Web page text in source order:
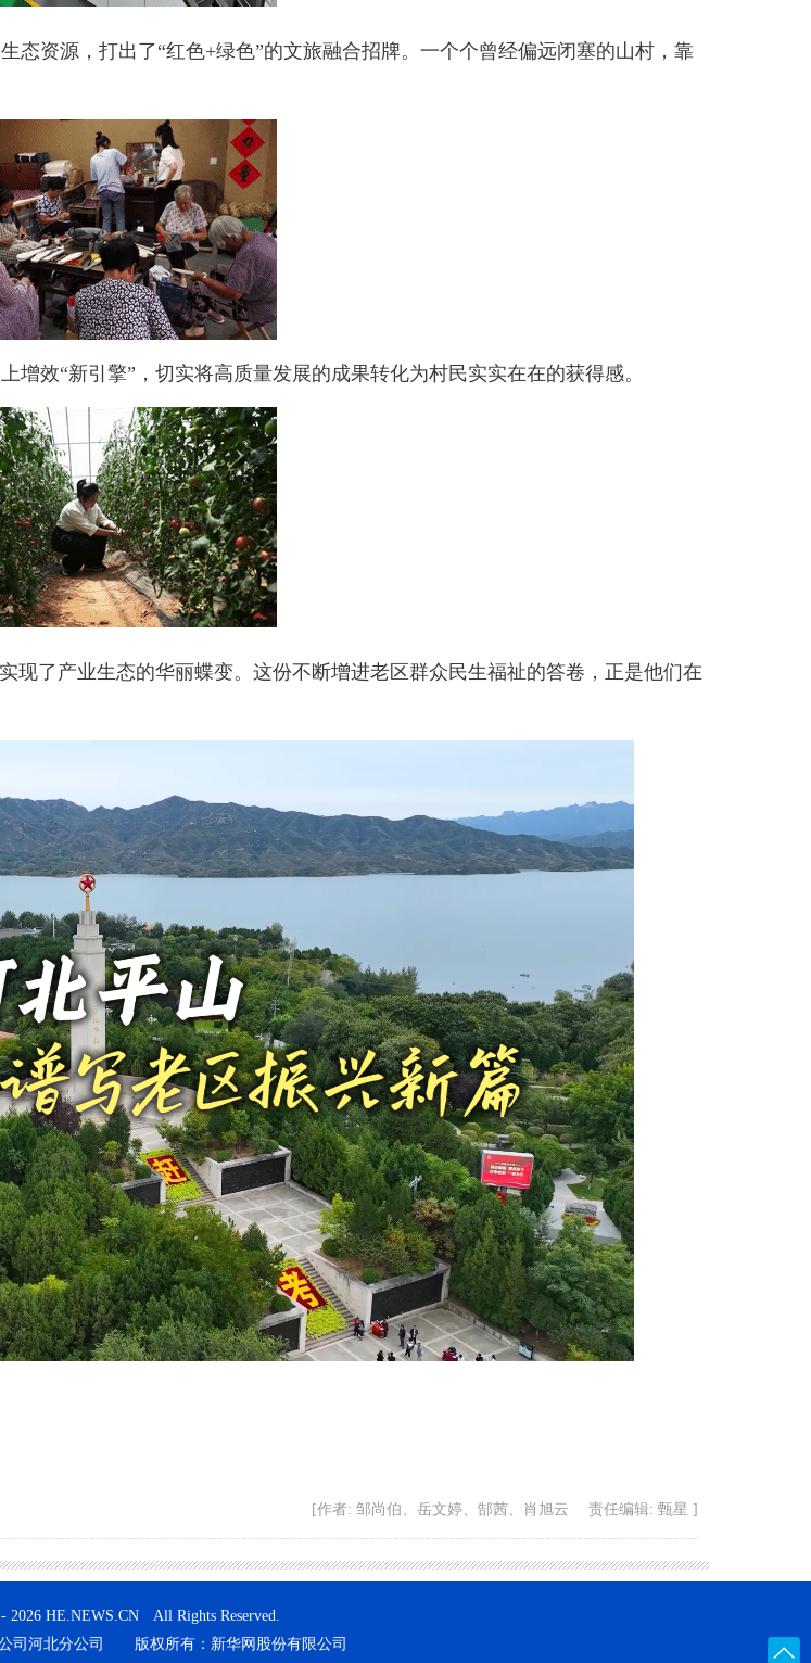
资源，打出了“红色+绿色”的文旅融合招牌。一个个曾经偏远闭塞的山村，靠
效“新引擎”，切实将高质量发展的成果转化为村民实实在在的获得感。
了产业生态的华丽蝶变。这份不断增进老区群众民生福祉的答卷，正是他们在
[作者: 邹尚伯、岳文婷、郜茜、肖旭云 责任编辑: 甄星 ]
2026 HE.NEWS.CN All Rights Reserved.
司河北分公司 版权所有：新华网股份有限公司